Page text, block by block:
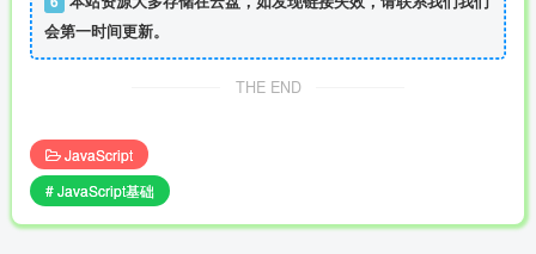
会第一时间更新。
THE END
JavaScript
# JavaScript基础